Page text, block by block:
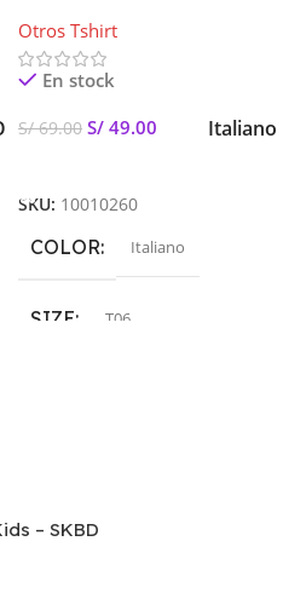
Otros Tshirt
En stock
S/69.00 S/ 49.00 Italiano
SKU: 10010260
COLOR Italiano
SIZE T06
– SKBD